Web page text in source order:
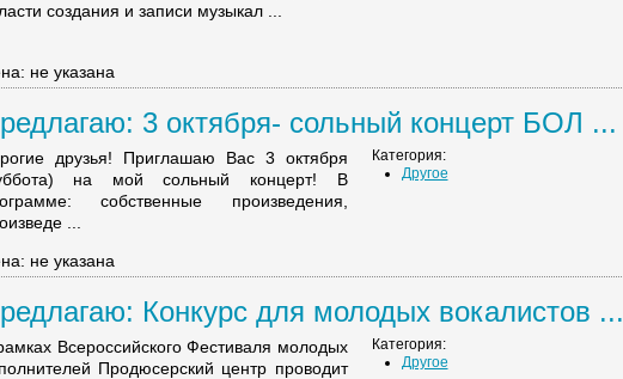
создания и записи музыкал ...
не указана
3 октября- сольный концерт БОЛ ...
друзья! Приглашаю Вас 3 октября
на мой сольный концерт! В
собственные произведения,
...
Категория:
Другое
не указана
Конкурс для молодых вокалистов ...
Всероссийского Фестиваля молодых
Продюсерский центр проводит
Категория:
Другое